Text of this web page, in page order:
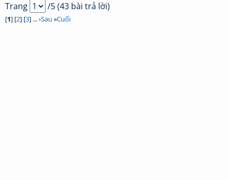
Trang /5 (43 bài trả lời)
[1] [2] [3] ... ›Sau »Cuối